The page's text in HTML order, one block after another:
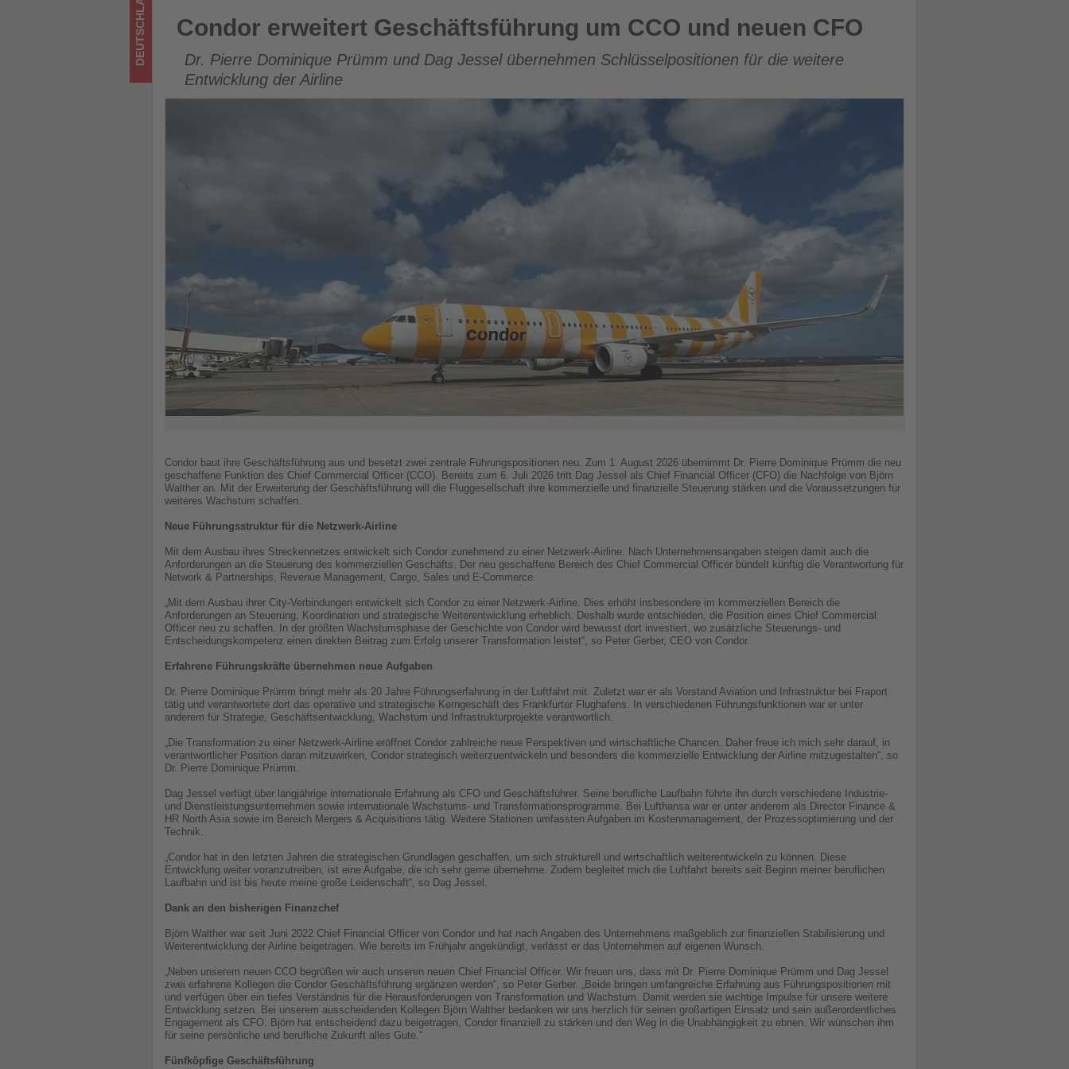
Condor erweitert Geschäftsführung um CCO und neuen CFO
DEUTSCHLAND Condor erweitert Geschäftsführung um CCO und neuen CFO
Dr. Pierre Dominique Prümm und Dag Jessel übernehmen Schlüsselpositionen für die weitere
Entwicklung der Airline
Condor baut ihre Geschäftsführung aus und besetzt zwei zentrale Führungspositionen neu. Zum 1. August 2026 übernimmt Dr. Pierre Dominique Prümm die neu
geschaffene Funktion des Chief Commercial Officer (CCO). Bereits zum 6. Juli 2026 tritt Dag Jessel als Chief Financial Officer (CFO) die Nachfolge von Björn
Walther an. Mit der Erweiterung der Geschäftsführung will die Fluggesellschaft ihre kommerzielle und finanzielle Steuerung stärken und die Voraussetzungen für
weiteres Wachstum schaffen.
Neue Führungsstruktur für die Netzwerk-Airline
Mit dem Ausbau ihres Streckennetzes entwickelt sich Condor zunehmend zu einer Netzwerk-Airline. Nach Unternehmensangaben steigen damit auch die
Anforderungen an die Steuerung des kommerziellen Geschäfts. Der neu geschaffene Bereich des Chief Commercial Officer bündelt künftig die Verantwortung für
Network & Partnerships, Revenue Management, Cargo, Sales und E-Commerce.
„Mit dem Ausbau ihrer City-Verbindungen entwickelt sich Condor zu einer Netzwerk-Airline. Dies erhöht insbesondere im kommerziellen Bereich die
Anforderungen an Steuerung, Koordination und strategische Weiterentwicklung erheblich. Deshalb wurde entschieden, die Position eines Chief Commercial
Officer neu zu schaffen. In der größten Wachstumsphase der Geschichte von Condor wird bewusst dort investiert, wo zusätzliche Steuerungs- und
Entscheidungskompetenz einen direkten Beitrag zum Erfolg unserer Transformation leistet“, so Peter Gerber, CEO von Condor.
Erfahrene Führungskräfte übernehmen neue Aufgaben
Dr. Pierre Dominique Prümm bringt mehr als 20 Jahre Führungserfahrung in der Luftfahrt mit. Zuletzt war er als Vorstand Aviation und Infrastruktur bei Fraport
tätig und verantwortete dort das operative und strategische Kerngeschäft des Frankfurter Flughafens. In verschiedenen Führungsfunktionen war er unter
anderem für Strategie, Geschäftsentwicklung, Wachstum und Infrastrukturprojekte verantwortlich.
„Die Transformation zu einer Netzwerk-Airline eröffnet Condor zahlreiche neue Perspektiven und wirtschaftliche Chancen. Daher freue ich mich sehr darauf, in
verantwortlicher Position daran mitzuwirken, Condor strategisch weiterzuentwickeln und besonders die kommerzielle Entwicklung der Airline mitzugestalten“, so
Dr. Pierre Dominique Prümm.
Dag Jessel verfügt über langjährige internationale Erfahrung als CFO und Geschäftsführer. Seine berufliche Laufbahn führte ihn durch verschiedene Industrie-
und Dienstleistungsunternehmen sowie internationale Wachstums- und Transformationsprogramme. Bei Lufthansa war er unter anderem als Director Finance &
HR North Asia sowie im Bereich Mergers & Acquisitions tätig. Weitere Stationen umfassten Aufgaben im Kostenmanagement, der Prozessoptimierung und der
Technik.
„Condor hat in den letzten Jahren die strategischen Grundlagen geschaffen, um sich strukturell und wirtschaftlich weiterentwickeln zu können. Diese
Entwicklung weiter voranzutreiben, ist eine Aufgabe, die ich sehr gerne übernehme. Zudem begleitet mich die Luftfahrt bereits seit Beginn meiner beruflichen
Laufbahn und ist bis heute meine große Leidenschaft“, so Dag Jessel.
Dank an den bisherigen Finanzchef
Björn Walther war seit Juni 2022 Chief Financial Officer von Condor und hat nach Angaben des Unternehmens maßgeblich zur finanziellen Stabilisierung und
Weiterentwicklung der Airline beigetragen. Wie bereits im Frühjahr angekündigt, verlässt er das Unternehmen auf eigenen Wunsch.
„Neben unserem neuen CCO begrüßen wir auch unseren neuen Chief Financial Officer. Wir freuen uns, dass mit Dr. Pierre Dominique Prümm und Dag Jessel
zwei erfahrene Kollegen die Condor Geschäftsführung ergänzen werden“, so Peter Gerber. „Beide bringen umfangreiche Erfahrung aus Führungspositionen mit
und verfügen über ein tiefes Verständnis für die Herausforderungen von Transformation und Wachstum. Damit werden sie wichtige Impulse für unsere weitere
Entwicklung setzen. Bei unserem ausscheidenden Kollegen Björn Walther bedanken wir uns herzlich für seinen großartigen Einsatz und sein außerordentliches
Engagement als CFO. Björn hat entscheidend dazu beigetragen, Condor finanziell zu stärken und den Weg in die Unabhängigkeit zu ebnen. Wir wünschen ihm
für seine persönliche und berufliche Zukunft alles Gute.“
Fünfköpfige Geschäftsführung